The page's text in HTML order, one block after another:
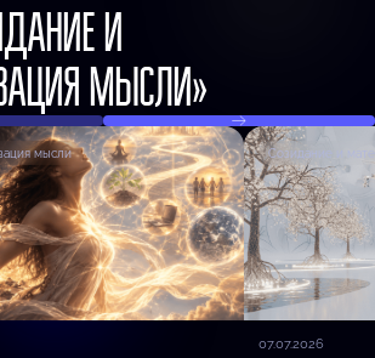
И
МЫСЛИ»
мысли Созидание и
07.07.2026